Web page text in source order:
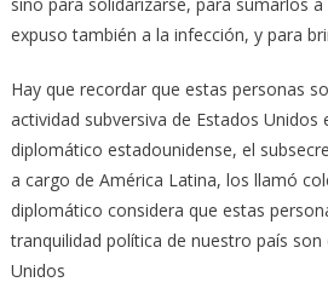
expuso también a la infección, y para
Hay que recordar que estas personas
actividad subversiva de Estados Unidos
diplomático estadounidense, el
a cargo de América Latina, los llamó
diplomático considera que estas
tranquilidad política de nuestro país son
Unidos